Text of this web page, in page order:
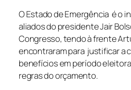
O Estado de Emergência é o
aliados do presidente Jair
Congresso, tendo à frente
encontraram para justificar a
benefícios em período
regras do orçamento.